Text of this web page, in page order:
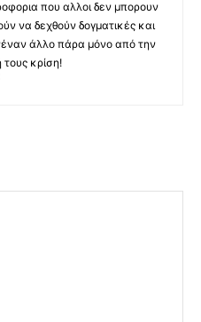
που αλλοι δεν μπορουν
να δεχθούν δογματικές και
άλλο πάρα μόνο από την
κρίση!